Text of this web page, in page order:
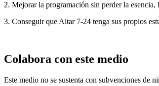
2. Mejorar la programación sin perder la esencia,
3. Conseguir que Altar 7-24 tenga sus propios
Colabora con este medio
Este medio no se sustenta con subvenciones de